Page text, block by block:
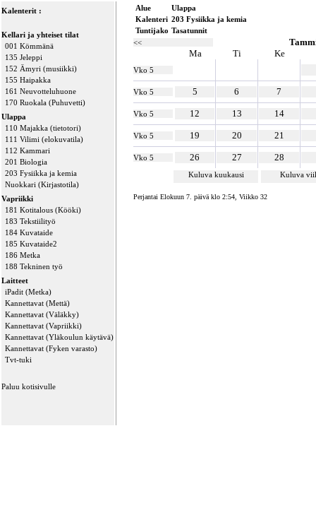
Kalenterit :
Kellari ja yhteiset tilat
001 Kömmänä
135 Jeleppi
152 Ämyri (musiikki)
155 Haipakka
161 Neuvotteluhuone
170 Ruokala (Puhuvetti)
Ulappa
110 Majakka (tietotori)
111 Vilimi (elokuvatila)
112 Kammari
201 Biologia
203 Fysiikka ja kemia
Nuokkari (Kirjastotila)
Vapriikki
181 Kotitalous (Kööki)
183 Tekstiilityö
184 Kuvataide
185 Kuvataide2
186 Metka
188 Tekninen työ
Laitteet
iPadit (Metka)
Kannettavat (Mettä)
Kannettavat (Väläkky)
Kannettavat (Vapriikki)
Kannettavat (Yläkoulun käytävä)
Kannettavat (Fyken varasto)
Tvt-tuki
Paluu kotisivulle
Alue
Ulappa
Kalenteri 203 Fysiikka ja kemia
Tuntijako Tasatunnit
<<
Ma
Ti Ke
Vko 5
Vko 5 5 6 7
Vko 5 12 13 14
Vko 5 19 20 21
Vko 5 26 27 28
Kuluva kuukausi Kuluva
Perjantai Elokuun 7. päivä klo 2:54, Viikko 32